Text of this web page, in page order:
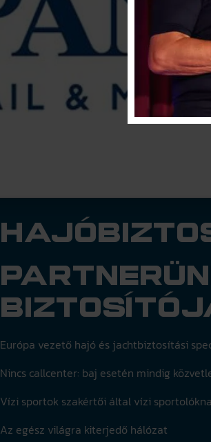
Európa vezető hajó és jachtbiztosítási
Nincs callcenter: baj esetén mindig
Vízi sportok szakértői által vízi
Az egész világra kiterjedő hálózat